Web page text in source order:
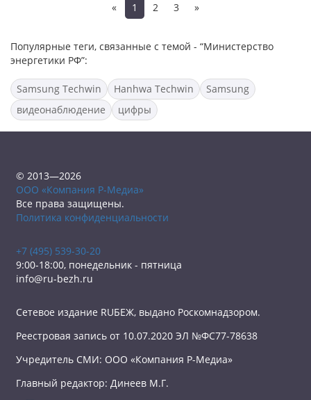
« 1 2 3 »
Популярные теги, связанные с темой - “Министерство
энергетики РФ”:
Samsung Techwin Hanhwa Techwin
Samsung
видеонаблюдение
цифры
© 2013—2026
ООО «Компания Р-Медиа»
Все права защищены.
Политика конфиденциальности
+7 (495) 539-30-20
9:00-18:00, понедельник - пятница
info@ru-bezh.ru
Сетевое издание RUБЕЖ, выдано Роскомнадзором.
Реестровая запись от 10.07.2020 ЭЛ №ФС77-78638
Учредитель СМИ: ООО «Компания Р-Медиа»
Главный редактор: Динеев М.Г.